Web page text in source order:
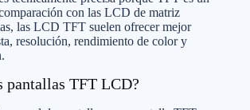
con las LCD de matriz
las LCD TFT suelen ofrecer mejor
resolución, rendimiento de color y
pantallas TFT LCD?